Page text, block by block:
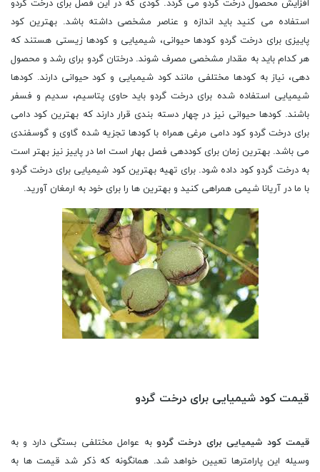
قیمت کود شیمیایی برای درخت گردو
قیمت کود شیمیایی برای درخت گردو به عوامل مختلفی بستگی دارد و به
وسیله این پارامترها تعیین خواهد شد. همانگونه که ذکر شد قیمت ها به